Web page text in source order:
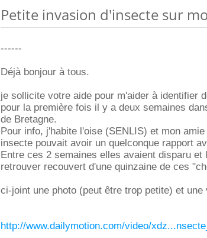
Petite invasion d'insecte sur
------
Déjà bonjour à tous.
je sollicite votre aide pour m'aider à identifier
pour la première fois il y a deux semaines
de Bretagne.
Pour info, j'habite l'oise (SENLIS) et mon
insecte pouvait avoir un quelconque rapport
Entre ces 2 semaines elles avaient disparu
retrouver recouvert d'une quinzaine de ces
ci-joint une photo (peut être trop petite) et
http://www.dailymotion.com/video/